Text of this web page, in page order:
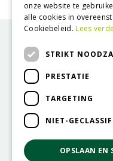
Onze
Ontvang ongeveer 1x
We slaan uw
Voornaam
onze website te
alle cookies in
Cookiebeleid.Lees
STRIKT
PRESTATIE
TARGETING
NIET-
OPSLAAN EN